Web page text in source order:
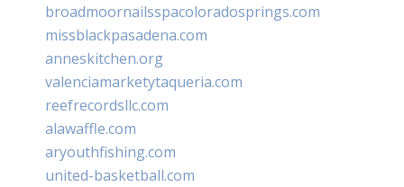
broadmoornailsspacoloradosprings.com
missblackpasadena.com
anneskitchen.org
valenciamarketytaqueria.com
reefrecordsllc.com
alawaffle.com
aryouthfishing.com
united-basketball.com